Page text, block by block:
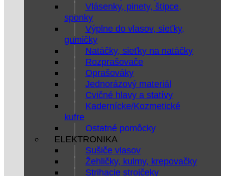
Vlásenky, pinety, štipce,
sponky
Výplne do vlasov, sieťky,
gumičky
Natáčky, sieťky na natáčky
Rozprašovače
Oprašováky
Jednorázový materiál
Cvičné hlavy a statívy
Kadernícke/Kozmetické
kufre
Ostatné pomôcky
ELEKTRONIKA
Sušiče vlasov
Žehličky, kulmy, krepovačky
Strihacie strojčeky